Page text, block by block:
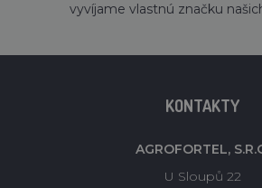
vyvíjame vlastnú značku
KONTAKTY
AGROFORTEL,
U Sloupů 22